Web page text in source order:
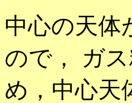
中心の天体
ので， ガ
め，中心天